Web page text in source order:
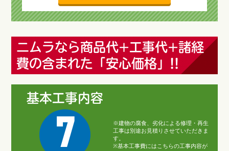
ニムラなら商品代+工事代+諸経
費の含まれた「安心価格」!!
基本工事内容
7
※建物の腐食、劣化による修理・再生
工事は別途お見積りさせていただきま
す。
※基本工事費にはこちらの工事内容が